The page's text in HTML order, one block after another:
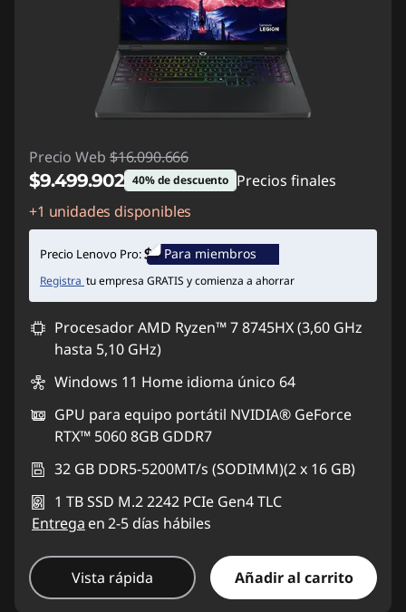
Precio Web $16.090.666
$9.499.902 40% de descuento Precios finales
Ahorros instantáneos :
+1 unidades disponibles
Precio Lenovo Pro: Para miembros
Registra tu empresa GRATIS y comienza a ahorrar
Procesador AMD Ryzen™ 7 8745HX (3,60 GHz
hasta 5,10 GHz)
Windows 11 Home idioma único 64
GPU para equipo portátil NVIDIA® GeForce
RTX™ 5060 8GB GDDR7
32 GB DDR5-5200MT/s (SODIMM)(2 x 16 GB)
1 TB SSD M.2 2242 PCIe Gen4 TLC
Entrega en 2-5 días hábiles
Vista rápida Añadir al carrito